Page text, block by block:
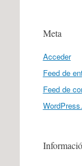
Meta
Acceder
Feed de
Feed de